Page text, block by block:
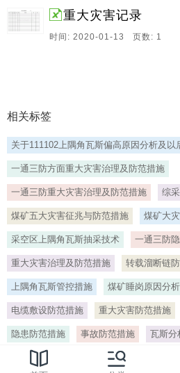
前，将该。
14、山西吕梁离石永聚煤业有
梁市离石区煤炭工业局关于印发
工作方案的通知（离煤发20208
际，制定本方案。 1、 工作目标
15、机电运输重大灾害防治工作
效防范和遏制我矿重特大事故的
况为降低机电运输事故，切实加
管理，提高机电运输管理水平，
质量标准化建设，杜绝机电运输
实施方案。 一、工作目标 通过
作实施方案，完善矿井双回路供
电设施设备，杜绝非矿用和失爆
用，机电设备综合。
16、伤病、重大灾害及丧葬补助
利委员会为加强职工福利，增进
办法。(二)本公司正式雇用的职
重大灾害记录
时间: 2020-01-13 页数: 1
相关标签
关于111102上隅角瓦斯偏高原因分析及以
一通三防方面重大灾害治理及防范措施
一通三防重大灾害治理及防范措施 综
煤矿五大灾害征兆与防范措施 煤矿大
采空区上隅角瓦斯抽采技术 一通三防
重大灾害治理及防范措施 转载溜断链
上隅角瓦斯管控措施 煤矿睡岗原因分析
电缆敷设防范措施 重大灾害防范措施
隐患防范措施 事故防范措施 瓦斯分
> 一通三防重大灾害治理及防范措施[编号